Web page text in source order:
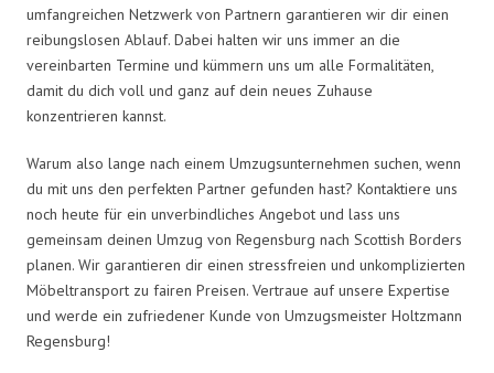
umfangreichen Netzwerk von Partnern garantieren wir dir einen
reibungslosen Ablauf. Dabei halten wir uns immer an die
vereinbarten Termine und kümmern uns um alle Formalitäten,
damit du dich voll und ganz auf dein neues Zuhause
konzentrieren kannst.
Warum also lange nach einem Umzugsunternehmen suchen, wenn
du mit uns den perfekten Partner gefunden hast? Kontaktiere uns
noch heute für ein unverbindliches Angebot und lass uns
gemeinsam deinen Umzug von Regensburg nach Scottish Borders
planen. Wir garantieren dir einen stressfreien und unkomplizierten
Möbeltransport zu fairen Preisen. Vertraue auf unsere Expertise
und werde ein zufriedener Kunde von Umzugsmeister Holtzmann
Regensburg!